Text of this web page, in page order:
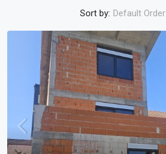
Sort by: Default Order